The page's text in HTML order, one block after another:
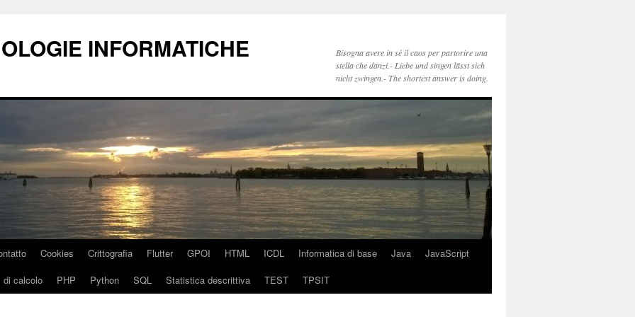
INFORMATICHE
Bisogna avere in sé il caos per partorire una
stella che danzi.- Liebe und singen lässt sich
nicht zwingen.- The shortest answer is doing.
Cookies Crittografia Flutter GPOI HTML ICDL Informatica di base Java
JavaScript
di calcolo PHP Python SQL Statistica descrittiva TEST TPSIT